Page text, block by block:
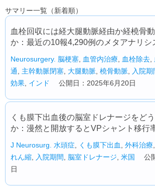
サマリー一覧（新着順）
血栓回収には経大腿動脈経由か経橈骨
か：最近の10報4,290例のメタアナリシ
Neurosurgery. 脳梗塞 血管内治療 血栓除去
通
主幹動脈閉塞 大腿動脈 橈骨動脈 入院期
効果 インド 公開日：2025年6月20日
くも膜下出血後の脳室ドレナージをど
か：漫然と開放するとVPシャント移行
J Neurosurg. 水頭症 くも膜下出血 外科治療
れん縮
入院期間 脳室ドレナージ 米国
公
日